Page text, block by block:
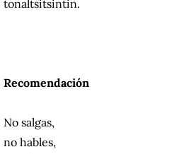
tonaltsitsintin.
Recomendación
No salgas,
no hables,